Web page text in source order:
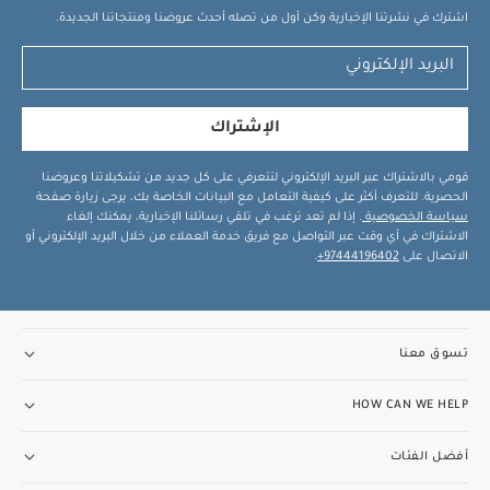
الأبعاد: 79 × 32.5 × 18.5 سم الوزن: 3.6 كغم
قد يعجبك
طقم بيجاما قطعة واحدة عضوية بلون أبيض - 3 قطع
أوكارو 2 محمول - إكليبس
مهد أوكارو 2 محمول - كريما
عربة أطفال أوكارّو
اشترك في نشرتنا الإخبارية وكن أول من تصله أحدث عروضنا ومنتجاتنا الجديدة.
الإشتراك
قومي بالاشتراك عبر البريد الإلكتروني لتتعرفي على كل جديد من تشكيلاتنا وعروضنا
الحصرية. للتعرف أكثر على كيفية التعامل مع البيانات الخاصة بك، يرجى زيارة صفحة
سياسة الخصوصية . إذا لم تعد ترغب في تلقي رسائلنا الإخبارية، يمكنك إلغاء
الاشتراك في أي وقت عبر التواصل مع فريق خدمة العملاء من خلال البريد الإلكتروني أو
الاتصال على 97444196402+
.
تسوق معنا
HOW CAN WE HELP
أفضل الفئات